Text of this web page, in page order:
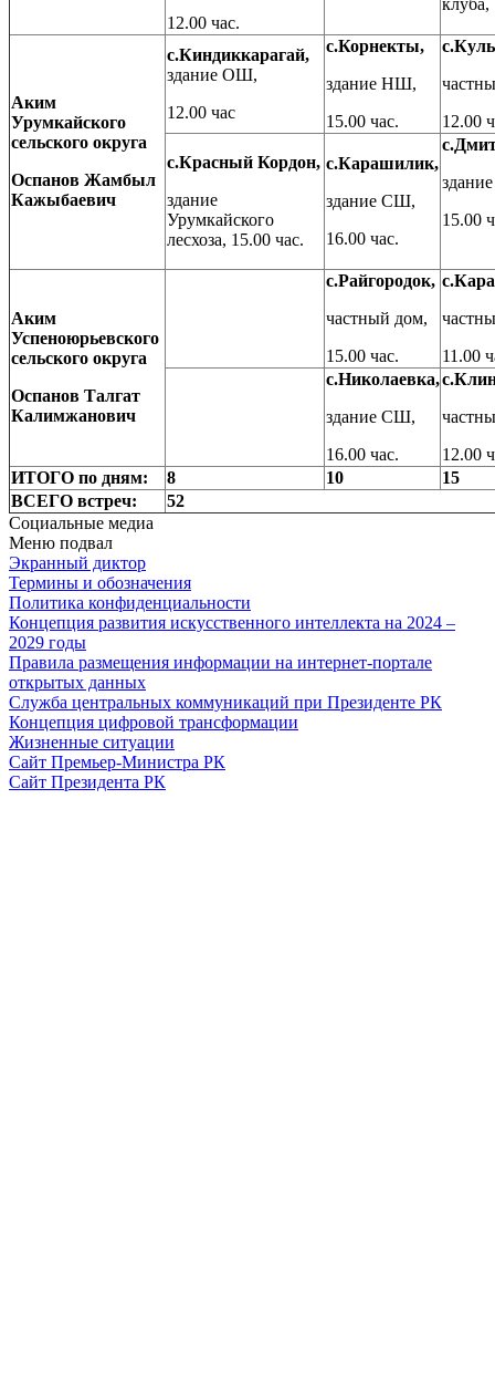
12.00 час.
Аким
Урумкайского
сельского округа
Оспанов Жамбыл
Кажыбаевич
с.Киндиккарагай,
здание ОШ,
12.00 час
с.Корнекты,
здание НШ,
15.00 час.
12.00
с.Красный Кордон,
здание
Урумкайского
лесхоза, 15.00 час.
с.Карашилик,
здание СШ,
16.00 час.
15.00
Аким
Успеноюрьевского
сельского округа
Оспанов Талгат
Калимжанович
с.Райгородок,
частный дом,
15.00 час.
11.00
с.Николаевка,
здание СШ,
16.00 час.
12.00
ИТОГО по дням:
8 10
15
ВСЕГО встреч:
52
Социальные медиа
Меню подвал
Экранный диктор
Термины и обозначения
Политика конфиденциальности
Концепция развития искусственного интеллекта на 2024 –
2029 годы
Правила размещения информации на интернет-портале
открытых данных
Служба центральных коммуникаций при Президенте РК
Концепция цифровой трансформации
Жизненные ситуации
Сайт Премьер-Министра РК
Сайт Президента РК